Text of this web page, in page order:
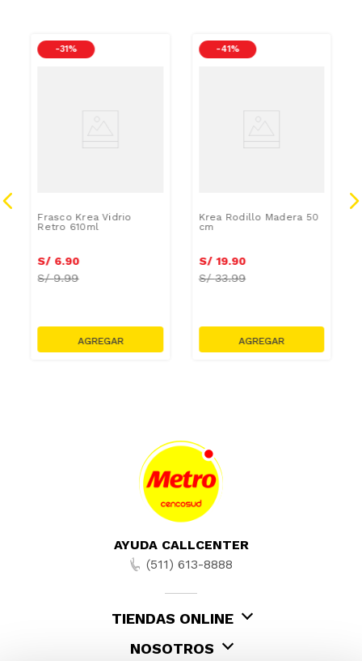
-31 %
Frasco Krea Vidrio
Retro 610ml
S/ 6.90
S/9.99
-41 %
Krea Rodillo Madera 50
cm
S/ 19.90
S/33.99
AYUDA CALLCENTER
(511) 613-8888
TIENDAS ONLINE
NOSOTROS